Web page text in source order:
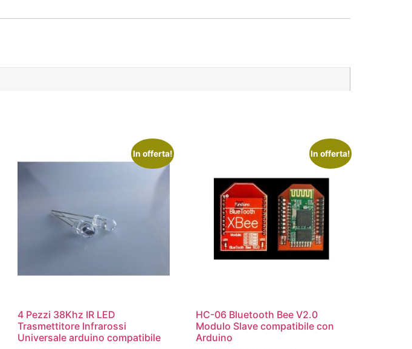
In offerta!
4 Pezzi 38Khz IR LED
Trasmettitore Infrarossi
Universale arduino compatibile
In offerta!
HC-06 Bluetooth Bee V2.0
Modulo Slave compatibile con
Arduino